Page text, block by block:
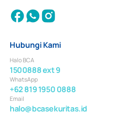
Hubungi Kami
Halo BCA
1500888 ext 9
WhatsApp
+62 819 1950 0888
Email
halo@bcasekuritas.id